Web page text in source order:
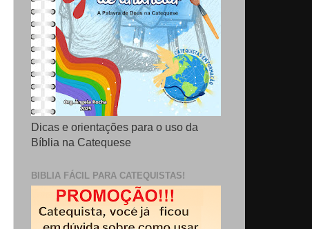
Dicas e orientações para o uso da
Bíblia na Catequese
BIBLIA FÁCIL PARA CATEQUISTAS!